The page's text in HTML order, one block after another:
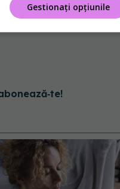
de muncă, în
Gestionați opțiunile